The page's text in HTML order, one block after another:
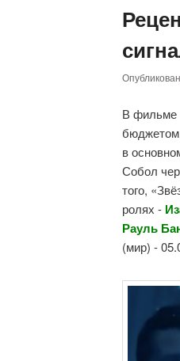
В фильме
в
Собол
того,
ролях -
Рауль
(мир) -